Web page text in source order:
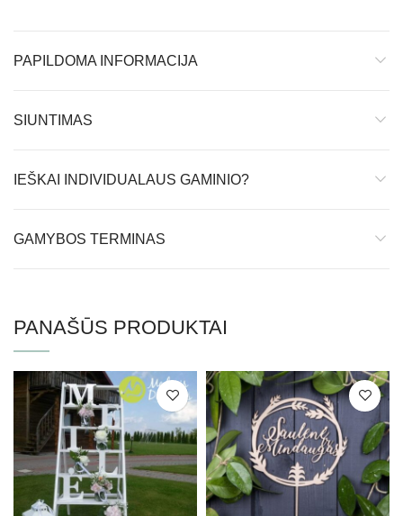
PAPILDOMA INFORMACIJA
SIUNTIMAS
IEŠKAI INDIVIDUALAUS GAMINIO?
GAMYBOS TERMINAS
PANAŠŪS PRODUKTAI